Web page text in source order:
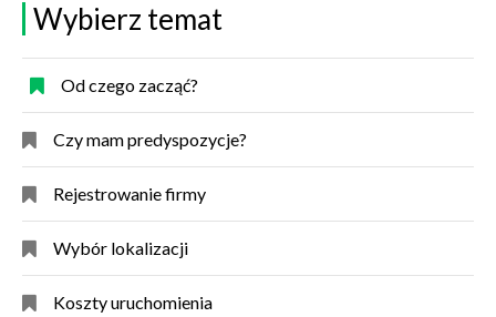
Wybierz temat
Od czego zacząć?
Czy mam predyspozycje?
Rejestrowanie firmy
Wybór lokalizacji
Koszty uruchomienia